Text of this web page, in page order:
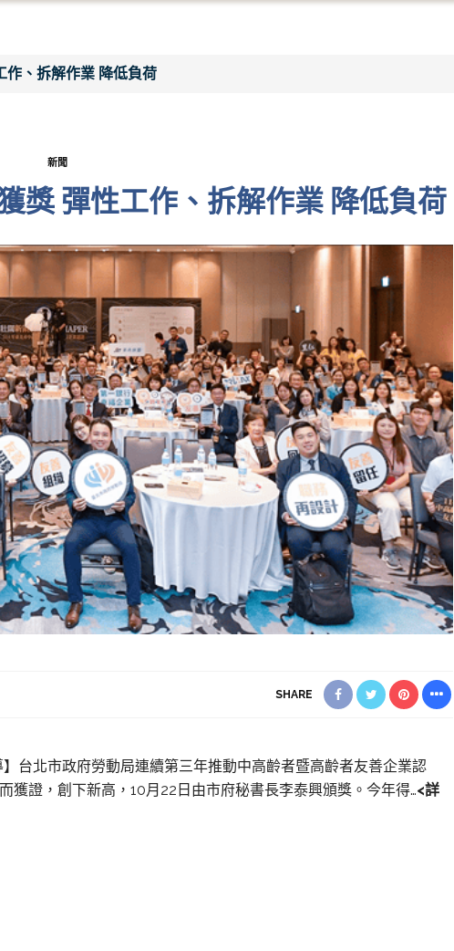
作、拆解作業 降低負荷
新聞
獎 彈性工作、拆解作業 降低負荷
SHARE
台北市政府勞動局連續第三年推動中高齡者暨高齡者友善企業認
獲證，創下新高，10月22日由市府秘書長李泰興頒獎。今年得…<詳